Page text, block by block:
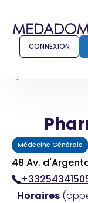
Comment
Pour les
CONNEXION
Médecine Générale
48 Av.
Horaires